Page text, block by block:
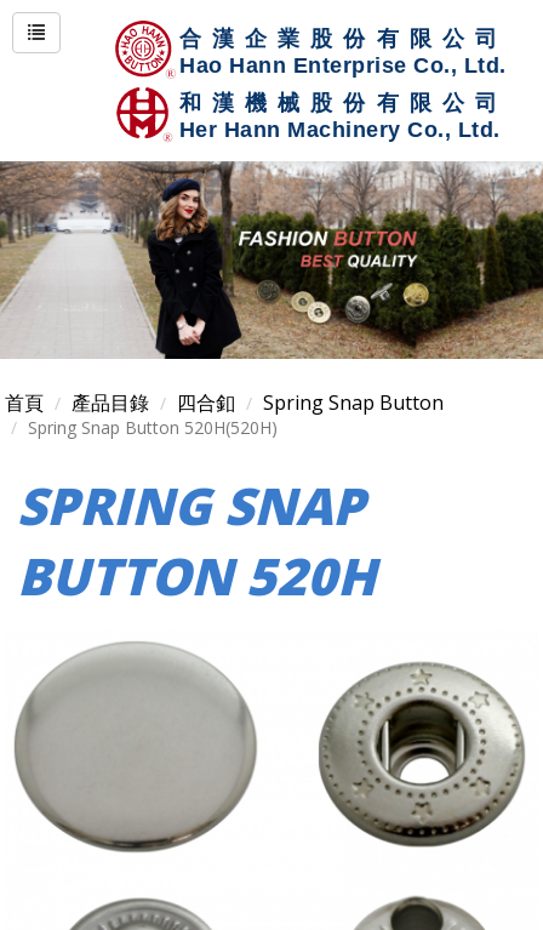
首頁 產品目錄 四合釦 Spring Snap Button
Spring Snap Button 520H(520H)
SPRING SNAP
BUTTON 520H